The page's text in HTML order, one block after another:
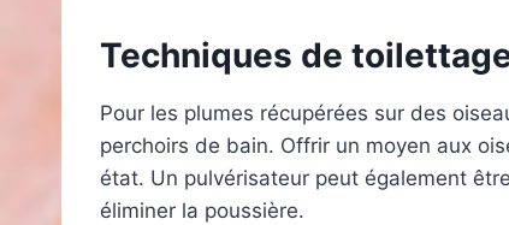
Techniques de
Pour les plumes récupérées sur des
perchoirs de bain. Offrir un moyen aux
état. Un pulvérisateur peut également
éliminer la poussière.